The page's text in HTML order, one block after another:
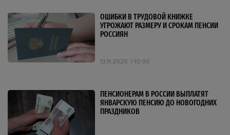
ОШИБКИ В ТРУДОВОЙ КНИЖКЕ
УГРОЖАЮТ РАЗМЕРУ И СРОКАМ ПЕНСИИ
РОССИЯН
13.11.2025 10:00
ПЕНСИОНЕРАМ В РОССИИ ВЫПЛАТЯТ
ЯНВАРСКУЮ ПЕНСИЮ ДО НОВОГОДНИХ
ПРАЗДНИКОВ